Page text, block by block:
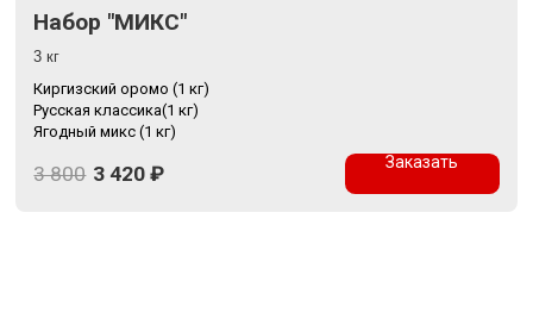
Набор "МИКС"
3 кг
Киргизский оромо (1 кг)
Русская классика(1 кг)
Ягодный микс (1 кг)
3 800 3 420₽ Заказать